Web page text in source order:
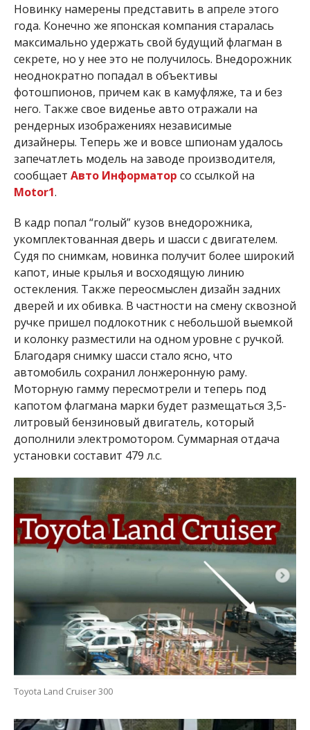
Новинку намерены представить в апреле этого
года. Конечно же японская компания старалась
максимально удержать свой будущий флагман в
секрете, но у нее это не получилось. Внедорожник
неоднократно попадал в объективы
фотошпионов, причем как в камуфляже, та и без
него. Также свое виденье авто отражали на
рендерных изображениях независимые
дизайнеры. Теперь же и вовсе шпионам удалось
запечатлеть модель на заводе производителя,
сообщает Авто Информатор со ссылкой на
Motor1.
В кадр попал “голый” кузов внедорожника,
укомплектованная дверь и шасси с двигателем.
Судя по снимкам, новинка получит более широкий
капот, иные крылья и восходящую линию
остекления. Также переосмыслен дизайн задних
дверей и их обивка. В частности на смену сквозной
ручке пришел подлокотник с небольшой выемкой
и колонку разместили на одном уровне с ручкой.
Благодаря снимку шасси стало ясно, что
автомобиль сохранил лонжеронную раму.
Моторную гамму пересмотрели и теперь под
капотом флагмана марки будет размещаться 3,5-
литровый бензиновый двигатель, который
дополнили электромотором. Суммарная отдача
установки составит 479 л.с.
Toyota Land Cruiser 300